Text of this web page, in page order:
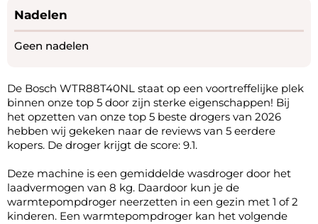
Nadelen
Geen nadelen
De Bosch WTR88T40NL staat op een voortreffelijke plek
binnen onze top 5 door zijn sterke eigenschappen! Bij
het opzetten van onze top 5 beste drogers van 2026
hebben wij gekeken naar de reviews van 5 eerdere
kopers. De droger krijgt de score: 9.1.
Deze machine is een gemiddelde wasdroger door het
laadvermogen van 8 kg. Daardoor kun je de
warmtepompdroger neerzetten in een gezin met 1 of 2
kinderen. Een warmtepompdroger kan het volgende